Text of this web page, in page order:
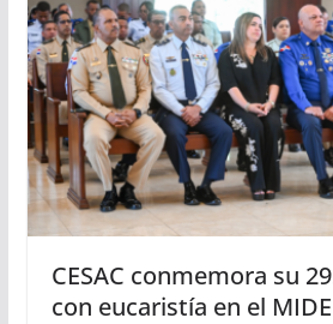
CESAC conmemora su
con eucaristía en el MIDE